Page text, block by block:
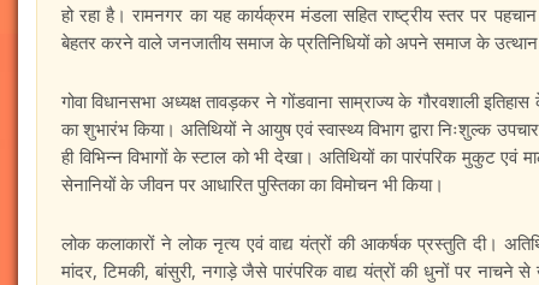
हो रहा है। रामनगर का यह कार्यक्रम मंडला सहित राष्ट्रीय स्तर पर
बेहतर करने वाले जनजातीय समाज के प्रतिनिधियों को अपने समाज के
गोवा विधानसभा अध्यक्ष तावड़कर ने गोंडवाना साम्राज्य के गौरवशाली
का शुभारंभ किया। अतिथियों ने आयुष एवं स्वास्थ्य विभाग द्वारा निःशुल्क
ही विभिन्न विभागों के स्टाल को भी देखा। अतिथियों का पारंपरिक मुकुट एवं
सेनानियों के जीवन पर आधारित पुस्तिका का विमोचन भी किया।
लोक कलाकारों ने लोक नृत्य एवं वाद्य यंत्रों की आकर्षक प्रस्तुति दी।
मांदर, टिमकी, बांसुरी, नगाड़े जैसे पारंपरिक वाद्य यंत्रों की धुनों पर नाचने